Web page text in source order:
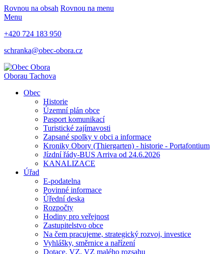
Rovnou na obsah Rovnou na menu
Menu
+420 724 183 950
schranka@obec-obora.cz
Oborau Tachova
Obec
Historie
Územní plán obce
Pasport komunikací
Turistické zajímavosti
Zapsané spolky v obci a informace
Kroniky Obory (Thiergarten) - historie - Portafontium
Jízdní řády-BUS Arriva od 24.6.2026
KANALIZACE
Úřad
E-podatelna
Povinné informace
Úřední deska
Rozpočty
Hodiny pro veřejnost
Zastupitelstvo obce
Na čem pracujeme, strategický rozvoj, investice
Vyhlášky, směrnice a nařízení
Dotace, VZ, VZ malého rozsahu